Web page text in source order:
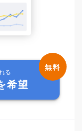
る
希望